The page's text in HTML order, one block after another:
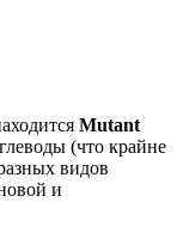
Mutant
(что крайне
видов
и